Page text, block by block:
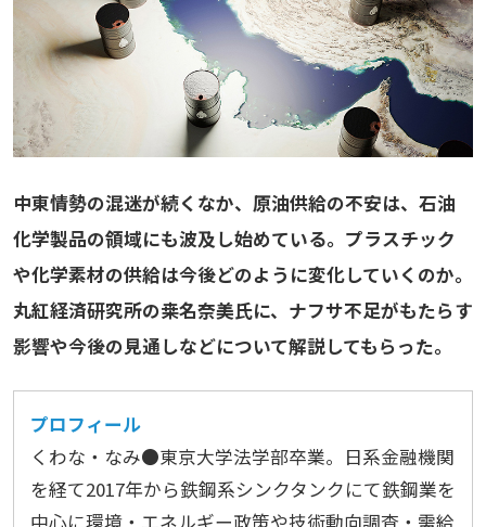
中東情勢の混迷が続くなか、原油供給の不安は、石油
化学製品の領域にも波及し始めている。プラスチック
や化学素材の供給は今後どのように変化していくのか。
丸紅経済研究所の桒名奈美氏に、ナフサ不足がもたらす
影響や今後の見通しなどについて解説してもらった。
プロフィール
くわな・なみ●東京大学法学部卒業。日系金融機関
を経て2017年から鉄鋼系シンクタンクにて鉄鋼業を
中心に環境・エネルギー政策や技術動向調査・需給